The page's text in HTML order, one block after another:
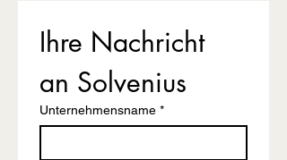
Ihre Nachricht
an Solvenius
Unternehmensname *